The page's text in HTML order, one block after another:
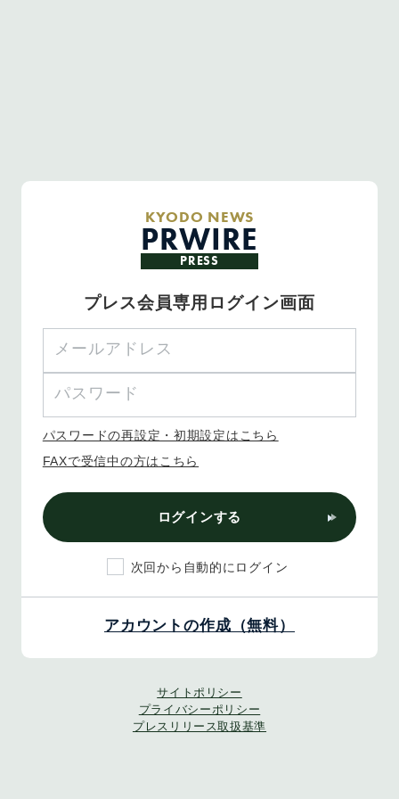
KYODO NEWS
PRWIRE
PRESS
プレス会員専用ログイン画面
パスワードの再設定・初期設定はこちら
FAXで受信中の方はこちら
ログインする
次回から自動的にログイン
アカウントの作成（無料）
サイトポリシー
プライバシーポリシー
プレスリリース取扱基準